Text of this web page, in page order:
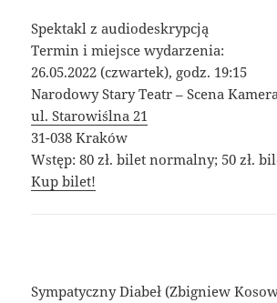
Spektakl z audiodeskrypcją
Termin i miejsce wydarzenia:
26.05.2022 (czwartek), godz. 19:15
Narodowy Stary Teatr – Scena
ul. Starowiślna 21
31-038 Kraków
Wstęp: 80 zł. bilet normalny; 50 zł.
Kup bilet!
Sympatyczny Diabeł (Zbigniew